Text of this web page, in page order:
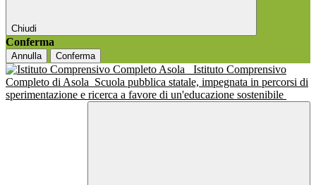
Chiudi
Conferma
Annulla Conferma
Istituto Comprensivo
Completo di Asola Scuola pubblica statale, impegnata in percorsi di
sperimentazione e ricerca a favore di un'educazione sostenibile